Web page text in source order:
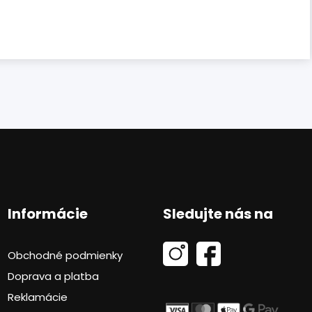
Sledujte nás na
Informácie
Obchodné podmienky
Doprava a platba
Reklamácie